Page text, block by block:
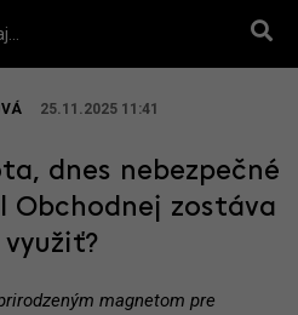
25.11.2025 11:41
dnes nebezpečné
Obchodnej zostáva
magnetom pre